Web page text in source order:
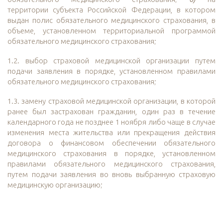
территории субъекта Российской Федерации, в котором
выдан полис обязательного медицинского страхования, в
объеме, установленном территориальной программой
обязательного медицинского страхования;
1.2. выбор страховой медицинской организации путем
подачи заявления в порядке, установленном правилами
обязательного медицинского страхования;
1.3. замену страховой медицинской организации, в которой
ранее был застрахован гражданин, один раз в течение
календарного года не позднее 1 ноября либо чаще в случае
изменения места жительства или прекращения действия
договора о финансовом обеспечении обязательного
медицинского страхования в порядке, установленном
правилами обязательного медицинского страхования,
путем подачи заявления во вновь выбранную страховую
медицинскую организацию;